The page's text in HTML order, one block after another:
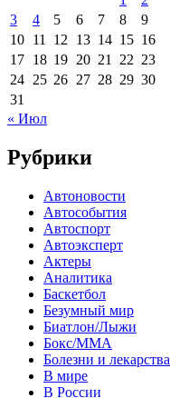
3
4 5 6 7 8
9
10 11 12 13 14 15 16
17 18 19 20 21 22 23
24 25 26 27 28 29 30
31
« Июл
Рубрики
Автоновости
Автособытия
Автоспорт
Автоэксперт
Актеры
Аналитика
Баскетбол
Безумный мир
Биатлон/Лыжи
Бокс/MMA
Болезни и лекарства
В мире
В России